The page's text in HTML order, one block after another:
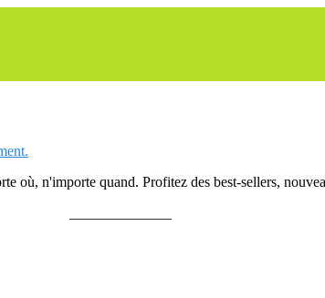
où, n'importe quand. Profitez des best-sellers,